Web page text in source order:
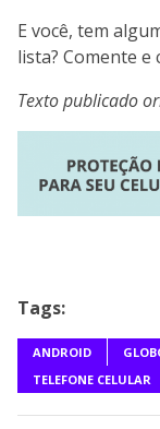
E você, tem
lista? Comente e
Texto publicado
Tags:
ANDROID
TELEFONE CELULAR